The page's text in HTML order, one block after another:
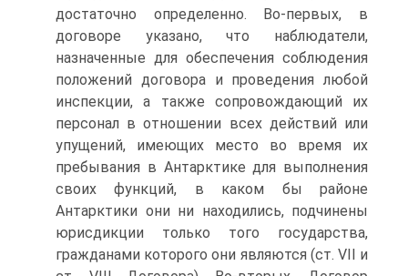
достаточно определенно. Во-первых, в
договоре указано, что наблюдатели,
назначенные для обеспечения соблюдения
положений договора и проведения любой
инспекции, а также сопровождающий их
персонал в отношении всех действий или
упущений, имеющих место во время их
пребывания в Антарктике для выполнения
своих функций, в каком бы районе
Антарктики они ни находились, подчинены
юрисдикции только того государства,
гражданами которого они являются (ст. VII и